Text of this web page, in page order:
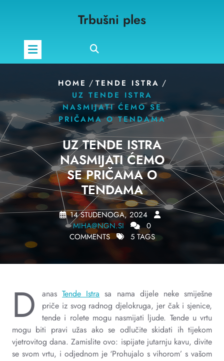
Trbušni ples
HOME / TENDE ISTRA /
UZ TENDE ISTRA
NASMIJATI ĆEMO SE
PRIČAMA O TENDAMA
UZ TENDE ISTRA
NASMIJATI ĆEMO
SE PRIČAMA O
TENDAMA
14 STUDENOGA, 2024
MIHA@NGN.SI
0
COMMENTS
5 TAGS
D anasTende Istra sa nama dijele neke smiješne
priče iz svog radnog djelokruga, jer čak i sjenice,
tende i rolete mogu nasmijati ljude. Tende u vrtu
mogu biti pravi užas ako se odlučite skidati ih tijekom
vjetrovitog dana. Zamislite ovo: ispijate jutarnju kavu, divite
se svom vrtu, i odjednom je ‘Prohujalo s vihorom’ s vašom